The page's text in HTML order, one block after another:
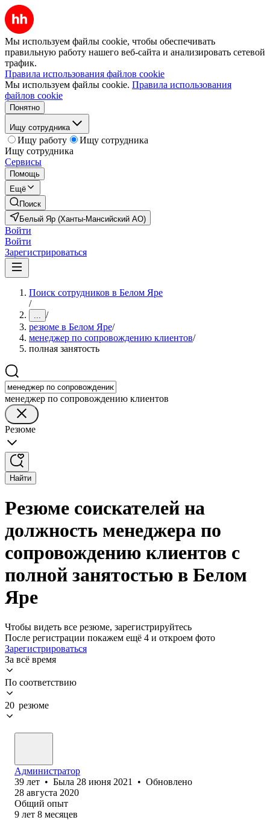
Мы используем файлы cookie, чтобы обеспечивать
правильную работу нашего веб-сайта и анализировать сетевой
трафик.
Правила использования файлов cookie
Мы используем файлы cookie. Правила использования
файлов cookie
Понятно
Ищу сотрудника
Ищу работу
Ищу сотрудника
Ищу сотрудника
Сервисы
Помощь
Ещё
Поиск
Белый Яр (Ханты-Мансийский АО)
Войти
Войти
Зарегистрироваться
Поиск сотрудников в Белом Яре
/
... /
резюме в Белом Яре/
менеджер по сопровождению клиентов/
полная занятость
менеджер по сопровождению клиентов
Резюме
Найти
Резюме соискателей на
должность менеджера по
сопровождению клиентов с
полной занятостью в Белом
Яре
Чтобы видеть все резюме, зарегистрируйтесь
После регистрации покажем ещё 4 и откроем фото
Зарегистрироваться
За всё время
По соответствию
20 резюме
Администратор
39 лет • Была 28 июня 2021 • Обновлено
28 августа 2020
Общий опыт
9 лет 8 месяцев